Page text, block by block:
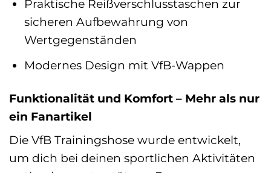
Praktische Reißverschlusstaschen zur
sicheren Aufbewahrung von
Wertgegenständen
Modernes Design mit VfB-Wappen
Funktionalität und Komfort – Mehr als nur
ein Fanartikel
Die VfB Trainingshose wurde entwickelt,
um dich bei deinen sportlichen Aktivitäten